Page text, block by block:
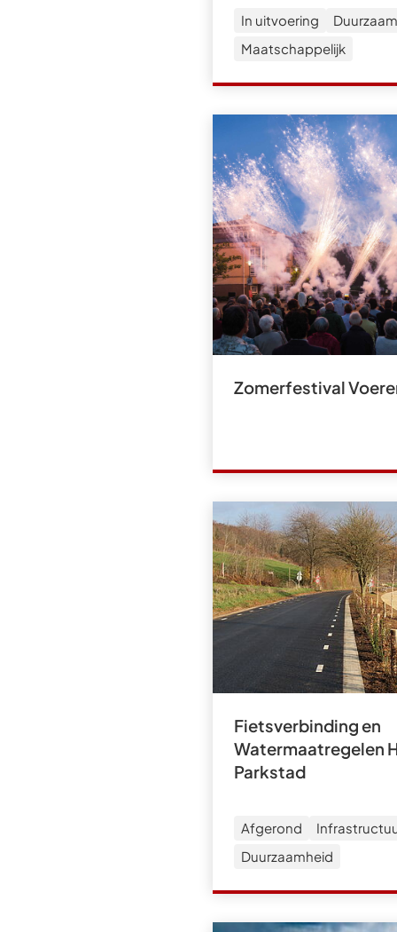
In uitvoering
Maatschappelijk
Zomerfestival
Fietsverbinding en
Watermaatregelen
Parkstad
Afgerond
Duurzaamheid